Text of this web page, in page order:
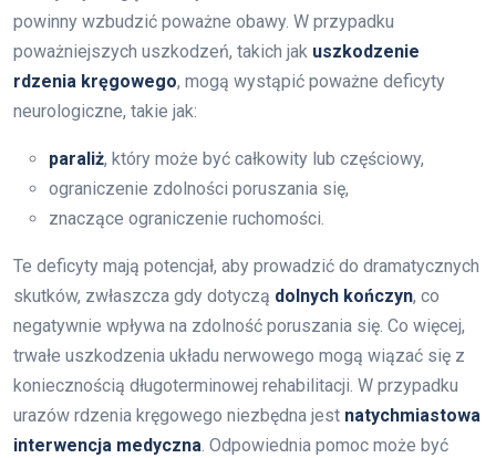
powinny wzbudzić poważne obawy. W przypadku
poważniejszych uszkodzeń, takich jak uszkodzenie
rdzenia kręgowego, mogą wystąpić poważne deficyty
neurologiczne, takie jak:
paraliż, który może być całkowity lub częściowy,
ograniczenie zdolności poruszania się,
znaczące ograniczenie ruchomości.
Te deficyty mają potencjał, aby prowadzić do dramatycznych
skutków, zwłaszcza gdy dotyczą dolnych kończyn, co
negatywnie wpływa na zdolność poruszania się. Co więcej,
trwałe uszkodzenia układu nerwowego mogą wiązać się z
koniecznością długoterminowej rehabilitacji. W przypadku
urazów rdzenia kręgowego niezbędna jest natychmiastowa
interwencja medyczna. Odpowiednia pomoc może być